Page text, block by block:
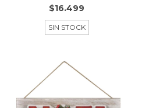
$16.499
SIN STOCK